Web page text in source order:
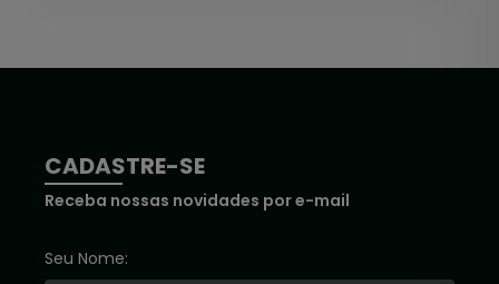
CADASTRE-SE
Receba nossas novidades por e-mail
Seu Nome: